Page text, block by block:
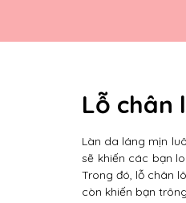
Lỗ chân
Làn da láng mịn
sẽ khiến các bạn
Trong đó, lỗ chân
còn khiến bạn